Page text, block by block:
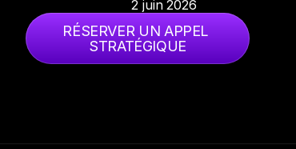
2 juin 2026
RÉSERVER UN APPEL
STRATÉGIQUE